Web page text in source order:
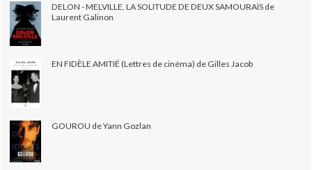
DELON - MELVILLE, LA SOLITUDE DE DEUX SAMOURAÏS de
Laurent Galinon
EN FIDÈLE AMITIÉ (Lettres de cinéma) de Gilles Jacob
GOUROU de Yann Gozlan